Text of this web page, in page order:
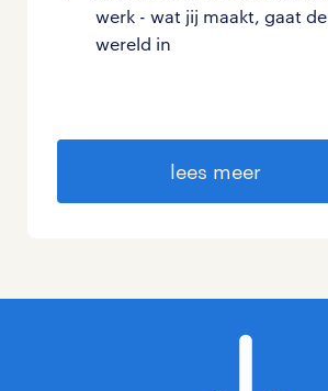
werk - wat jij maakt, gaat de
wereld in
lees meer